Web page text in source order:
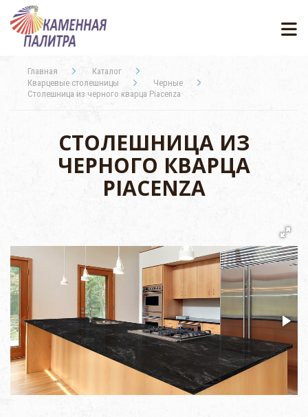
Главная
Каталог
Кварцевые столешницы
Черные
Столешница из черного кварца Piacenza
СТОЛЕШНИЦА ИЗ
ЧЕРНОГО КВАРЦА
PIACENZA